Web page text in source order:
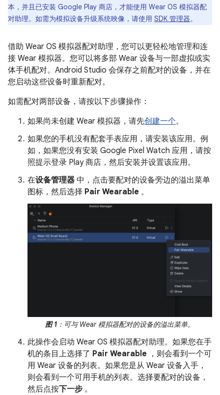
本，并且已安装 Google Play 商店，才能使用 Wear OS 模拟器配
对助理。如需为模拟设备升级系统映像，请使用 SDK 管理器。
借助 Wear OS 模拟器配对助理，您可以更轻松地管理和连
接 Wear 模拟器。您可以将多部 Wear 设备与一部虚拟或实
体手机配对。Android Studio 会保存之前配对的设备，并在
您启动这些设备时重新配对。
如需配对两部设备，请按以下步骤操作：
如果尚未创建 Wear 模拟器，请先创建一个。
如果您的手机没有配套手表应用，请安装该应用。例
如，如果您没有安装 Google Pixel Watch 应用，请按
照提示登录 Play 商店，然后安装并设置该应用。
在设备管理器 中，点击要配对的设备旁边的溢出菜单
图标，然后选择 Pair Wearable 。
图 1 ：可与 Wear 模拟器配对的设备的溢出菜单。
此操作会启动 Wear OS 模拟器配对助理。如果您在手
机的条目上选择了 Pair Wearable ，则会看到一个可
用 Wear 设备的列表。如果您是从 Wear 设备入手，
则会看到一个可用手机的列表。选择要配对的设备，
然后点按下一步 。